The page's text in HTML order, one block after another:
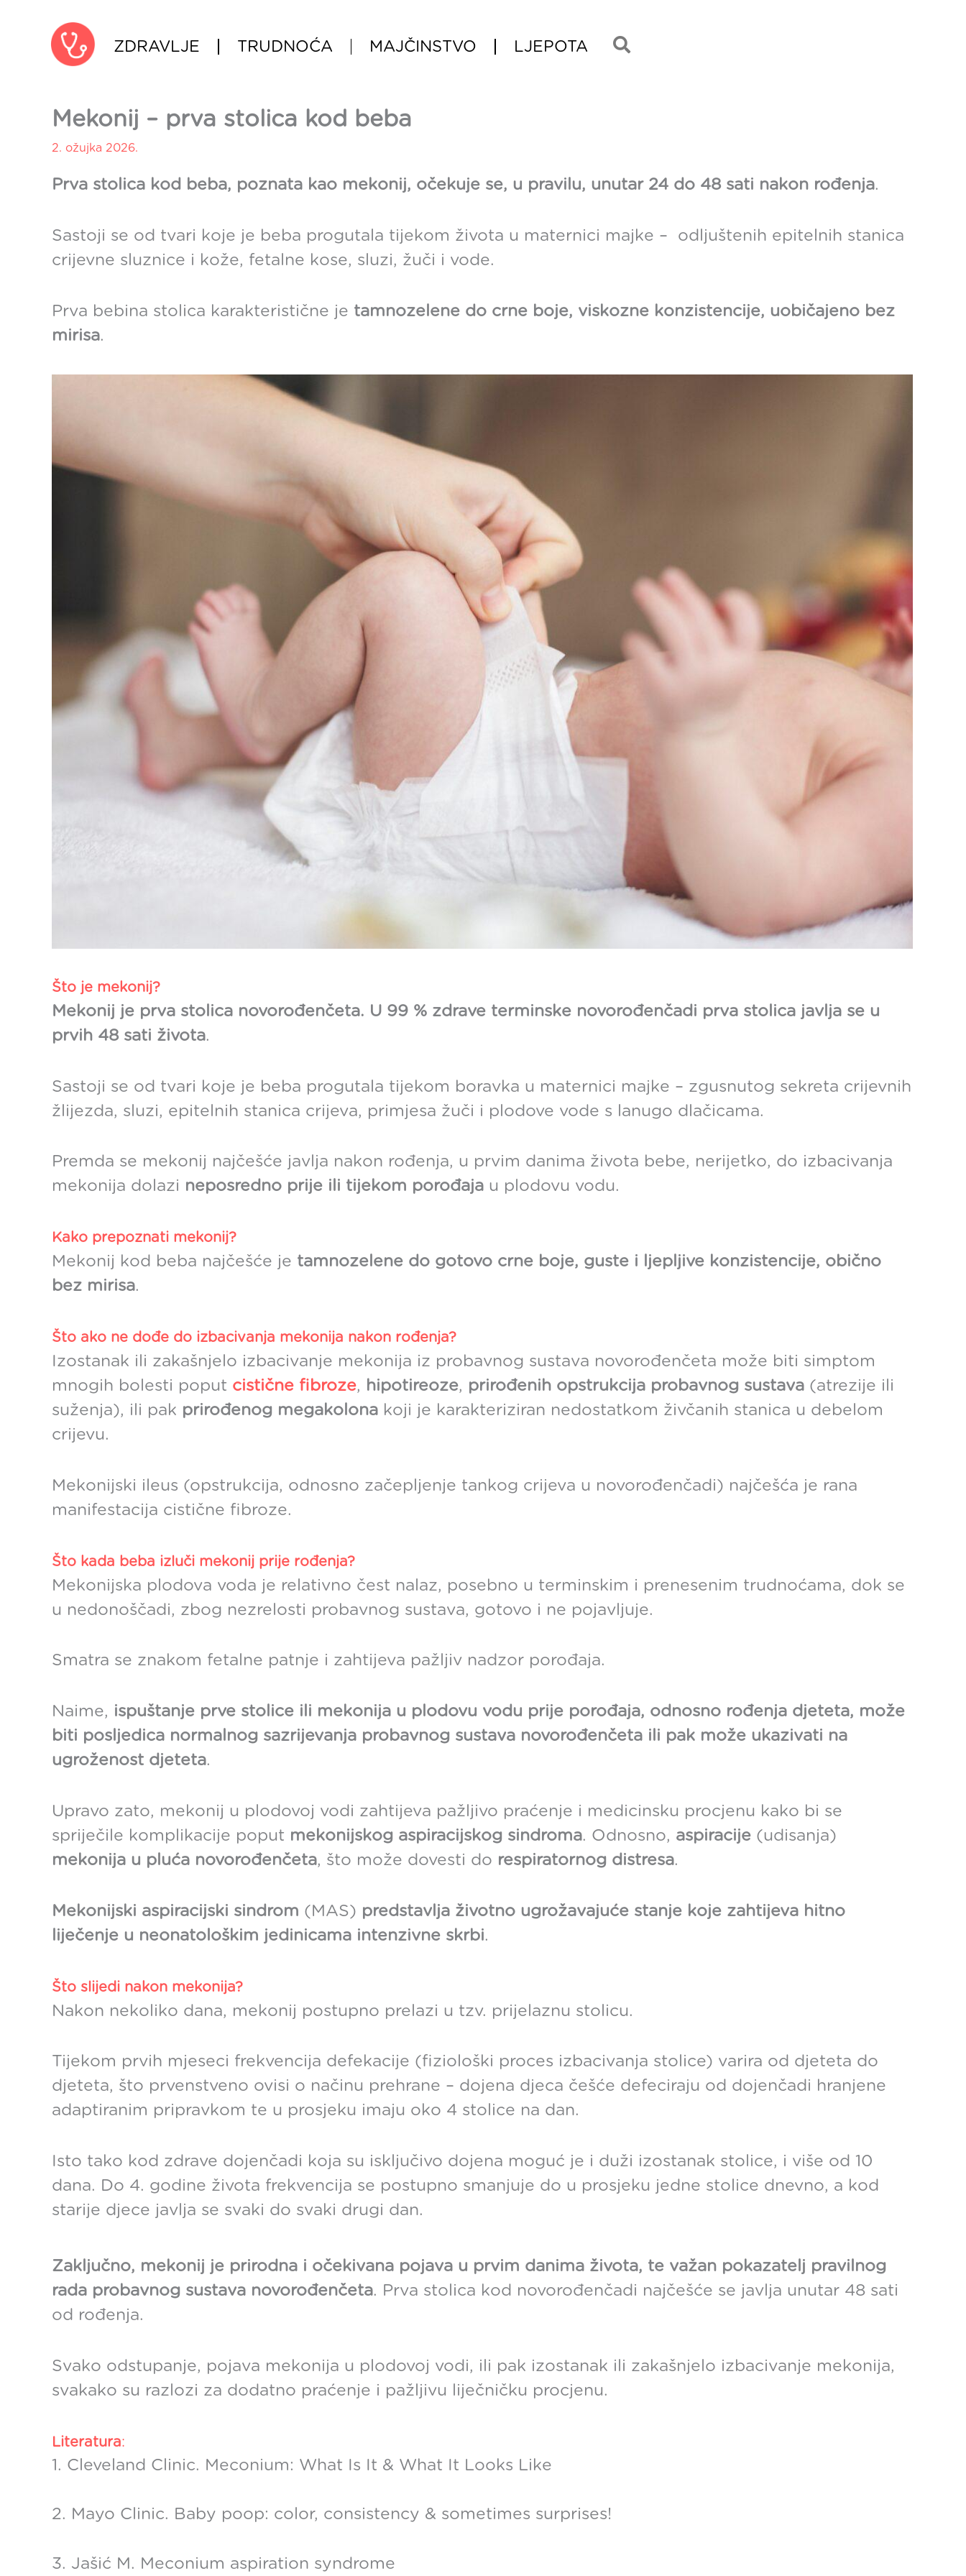
content
ZDRAVLJE TRUDNOĆA MAJČINSTVO LJEPOTA
Mekonij – prva stolica kod beba
2. ožujka 2026.
Prva stolica kod beba, poznata kao mekonij, očekuje se, u pravilu, unutar 24 do 48 sati nakon rođenja.
Sastoji se od tvari koje je beba progutala tijekom života u maternici majke – odljuštenih epitelnih stanica
crijevne sluznice i kože, fetalne kose, sluzi, žuči i vode.
Prva bebina stolica karakteristične je tamnozelene do crne boje, viskozne konzistencije, uobičajeno bez
mirisa.
Što je mekonij?
Mekonij je prva stolica novorođenčeta. U 99 % zdrave terminske novorođenčadi prva stolica javlja se u
prvih 48 sati života.
Sastoji se od tvari koje je beba progutala tijekom boravka u maternici majke – zgusnutog sekreta crijevnih
žlijezda, sluzi, epitelnih stanica crijeva, primjesa žuči i plodove vode s lanugo dlačicama.
Premda se mekonij najčešće javlja nakon rođenja, u prvim danima života bebe, nerijetko, do izbacivanja
mekonija dolazi neposredno prije ili tijekom porođaja u plodovu vodu.
Kako prepoznati mekonij?
Mekonij kod beba najčešće je tamnozelene do gotovo crne boje, guste i ljepljive konzistencije, obično
bez mirisa.
Što ako ne dođe do izbacivanja mekonija nakon rođenja?
Izostanak ili zakašnjelo izbacivanje mekonija iz probavnog sustava novorođenčeta može biti simptom
mnogih bolesti poput cistične fibroze, hipotireoze, prirođenih opstrukcija probavnog sustava (atrezije ili
suženja), ili pak prirođenog megakolona koji je karakteriziran nedostatkom živčanih stanica u debelom
crijevu.
Mekonijski ileus (opstrukcija, odnosno začepljenje tankog crijeva u novorođenčadi) najčešća je rana
manifestacija cistične fibroze.
Što kada beba izluči mekonij prije rođenja?
Mekonijska plodova voda je relativno čest nalaz, posebno u terminskim i prenesenim trudnoćama, dok se
u nedonoščadi, zbog nezrelosti probavnog sustava, gotovo i ne pojavljuje.
Smatra se znakom fetalne patnje i zahtijeva pažljiv nadzor porođaja.
Naime, ispuštanje prve stolice ili mekonija u plodovu vodu prije porođaja, odnosno rođenja djeteta, može
biti posljedica normalnog sazrijevanja probavnog sustava novorođenčeta ili pak može ukazivati na
ugroženost djeteta.
Upravo zato, mekonij u plodovoj vodi zahtijeva pažljivo praćenje i medicinsku procjenu kako bi se
spriječile komplikacije poput mekonijskog aspiracijskog sindroma. Odnosno, aspiracije (udisanja)
mekonija u pluća novorođenčeta, što može dovesti do respiratornog distresa.
Mekonijski aspiracijski sindrom (MAS) predstavlja životno ugrožavajuće stanje koje zahtijeva hitno
liječenje u neonatološkim jedinicama intenzivne skrbi.
Što slijedi nakon mekonija?
Nakon nekoliko dana, mekonij postupno prelazi u tzv. prijelaznu stolicu.
Tijekom prvih mjeseci frekvencija defekacije (fiziološki proces izbacivanja stolice) varira od djeteta do
djeteta, što prvenstveno ovisi o načinu prehrane – dojena djeca češće defeciraju od dojenčadi hranjene
adaptiranim pripravkom te u prosjeku imaju oko 4 stolice na dan.
Isto tako kod zdrave dojenčadi koja su isključivo dojena moguć je i duži izostanak stolice, i više od 10
dana. Do 4. godine života frekvencija se postupno smanjuje do u prosjeku jedne stolice dnevno, a kod
starije djece javlja se svaki do svaki drugi dan.
Zaključno, mekonij je prirodna i očekivana pojava u prvim danima života, te važan pokazatelj pravilnog
rada probavnog sustava novorođenčeta. Prva stolica kod novorođenčadi najčešće se javlja unutar 48 sati
od rođenja.
Svako odstupanje, pojava mekonija u plodovoj vodi, ili pak izostanak ili zakašnjelo izbacivanje mekonija,
svakako su razlozi za dodatno praćenje i pažljivu liječničku procjenu.
Literatura:
1. Cleveland Clinic. Meconium: What Is It & What It Looks Like
2. Mayo Clinic. Baby poop: color, consistency & sometimes surprises!
3. Jašić M. Meconium aspiration syndrome